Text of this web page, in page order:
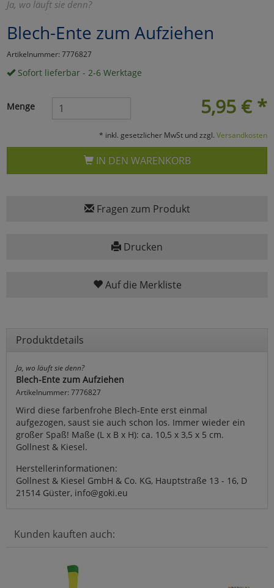
Ja, wo läuft sie denn?
Blech-Ente zum Aufziehen
Artikelnummer: 7776827
Sofort lieferbar - 2-6 Werktage
5,95 € *
Menge
* inkl. gesetzlicher MwSt und zzgl. Versandkosten
IN DEN WARENKORB
Fragen zum Produkt
Drucken
Auf die Merkliste
Produktdetails
Ja, wo läuft sie denn?
Blech-Ente zum Aufziehen
Artikelnummer: 7776827
Wird diese farbenfrohe Blech-Ente erst einmal
aufgezogen, saust sie auch schon los. Immer wieder ein
großer Spaß! Maße (L x B x H): ca. 10,5 x 3,5 x 5 cm.
Gollnest & Kiesel.
Herstellerinformationen:
Gollnest & Kiesel GmbH & Co. KG, Hauptstraße 13 - 16, D
21514 Güster, info@goki.eu
Kunden kauften auch:
Umfragetools
Cookies
Cookies
Einstellungen speichern
zurückzu Haupptseite